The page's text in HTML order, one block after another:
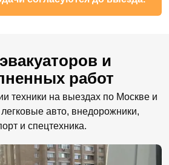
и
работ
техники на выездах по Москве и
авто, внедорожники,
и спецтехника.